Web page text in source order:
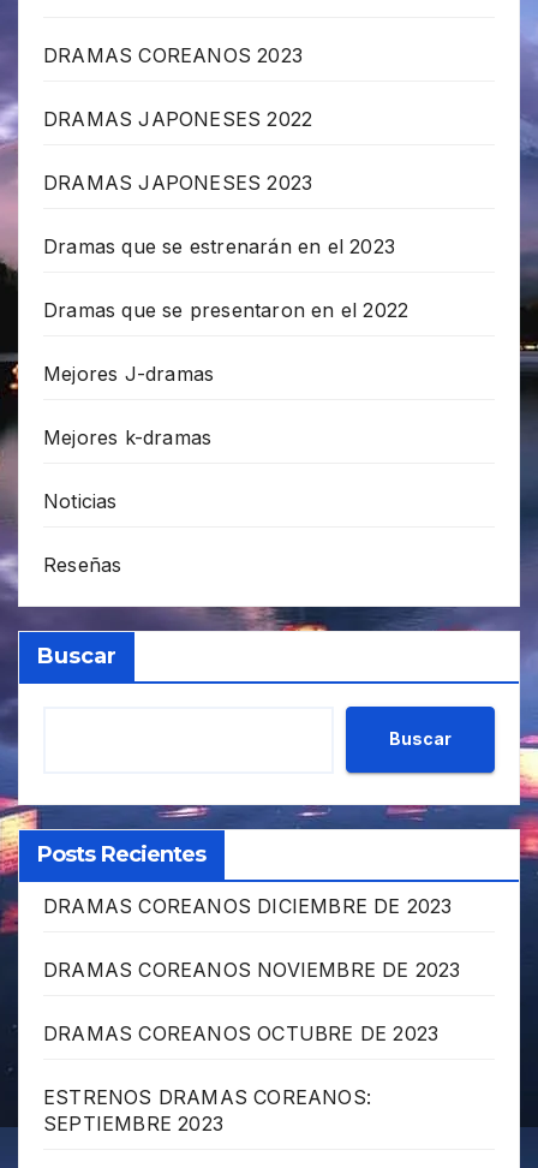
DRAMAS COREANOS 2023
DRAMAS JAPONESES 2022
DRAMAS JAPONESES 2023
Dramas que se estrenarán en el 2023
Dramas que se presentaron en el 2022
Mejores J-dramas
Mejores k-dramas
Noticias
Reseñas
Buscar
Buscar
Posts Recientes
DRAMAS COREANOS DICIEMBRE DE 2023
DRAMAS COREANOS NOVIEMBRE DE 2023
DRAMAS COREANOS OCTUBRE DE 2023
ESTRENOS DRAMAS COREANOS:
SEPTIEMBRE 2023